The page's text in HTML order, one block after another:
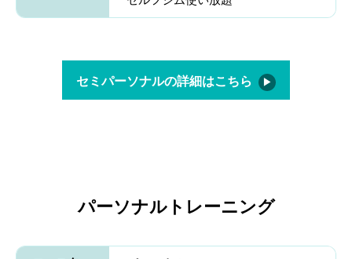
セミパーソナルの詳細はこちら
パーソナルトレーニング